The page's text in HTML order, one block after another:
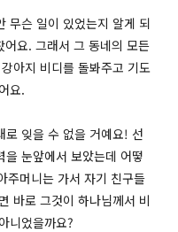
무슨 일이 있었는지 알게 되
요. 그래서 그 동네의 모든
아지 비디를 돌봐주고 기도
요.
로 잊을 수 없을 거예요! 선
을 눈앞에서 보았는데 어떻
주머니는 가서 자기 친구들
바로 그것이 하나님께서 비
니었을까요?